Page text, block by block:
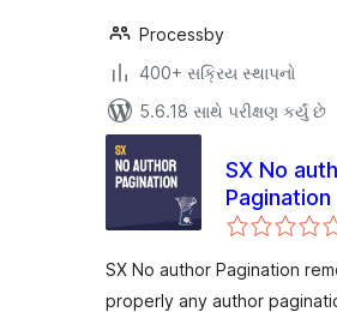
Processby
400+ સક્રિય સ્થાપનો
5.6.18 સાથે પરીક્ષણ કર્યું છે
SX No
Pagination
SX No author Pagination
properly any author